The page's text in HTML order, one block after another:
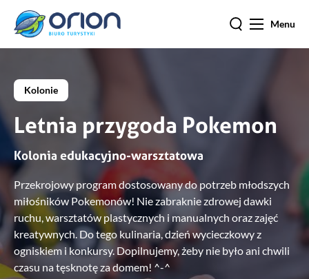
Menu
Kolonie
Letnia przygoda Pokemon
Kolonia edukacyjno-warsztatowa
Przekrojowy program dostosowany do potrzeb młodszych
miłośników Pokemonów! Nie zabraknie zdrowej dawki
ruchu, warsztatów plastycznych i manualnych oraz zajęć
kreatywnych. Do tego kulinaria, dzień wycieczkowy z
ogniskiem i konkursy. Dopilnujemy, żeby nie było ani chwili
czasu na tęsknotę za domem! ^-^